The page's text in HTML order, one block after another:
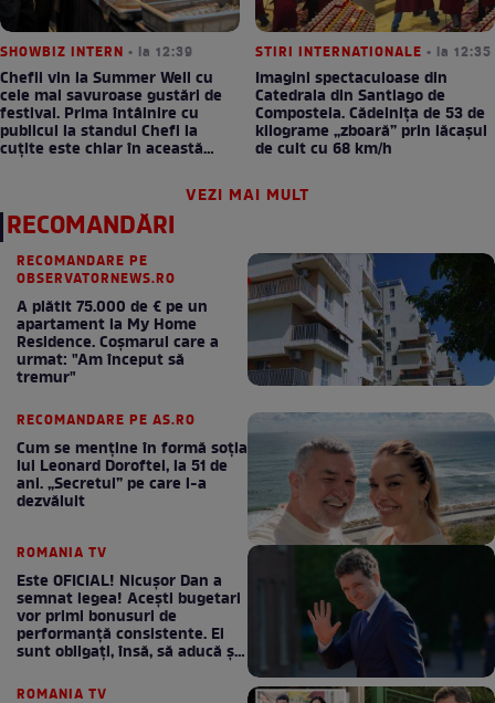
SHOWBIZ INTERN • la 12:39
Chefii vin la Summer Well cu
cele mai savuroase gustări de
festival. Prima întâlnire cu
publicul la standul Chefi la
cuțite este chiar în această
STIRI INTERNATIONALE • la 12:35
Imagini spectaculoase din
Catedrala din Santiago de
Compostela. Cădelnița de 53 de
kilograme „zboară” prin lăcașul
de cult cu 68 km/h
VEZI MAI MULT
RECOMANDĂRI
RECOMANDARE PE
OBSERVATORNEWS.RO
A plătit 75.000 de € pe un
apartament la My Home
Residence. Coşmarul care a
urmat: "Am început să
tremur"
RECOMANDARE PE AS.RO
Cum se menţine în formă soţia
lui Leonard Doroftei, la 51 de
ani. „Secretul” pe care l-a
dezvăluit
ROMANIA TV
Este OFICIAL! Nicușor Dan a
semnat legea! Acești bugetari
vor primi bonusuri de
performanță consistente. Ei
sunt obligați, însă, să aducă și
ROMANIA TV